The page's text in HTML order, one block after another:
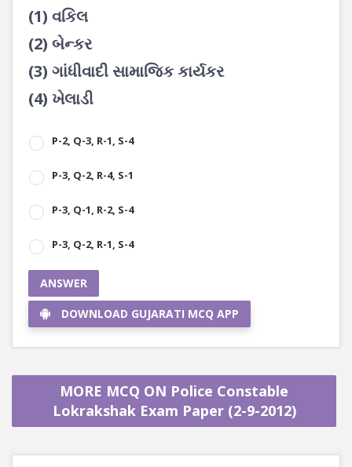
(1) વકિલ
(2) બેન્કર
(3) ગાંધીવાદી સામાજિક કાર્યકર
(4) ખેલાડી
P-2, Q-3, R-1, S-4
P-3, Q-2, R-4, S-1
P-3, Q-1, R-2, S-4
P-3, Q-2, R-1, S-4
ANSWER
DOWNLOAD GUJARATI MCQ APP
MORE MCQ ON Police Constable
Lokrakshak Exam Paper (2-9-2012)